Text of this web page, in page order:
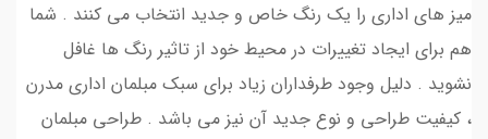
میز های اداری را یک رنگ خاص و جدید انتخاب می کنند . شما
هم برای ایجاد تغییرات در محیط خود از تاثیر رنگ ها غافل
نشوید . دلیل وجود طرفداران زیاد برای سبک مبلمان اداری مدرن
، کیفیت طراحی و نوع جدید آن نیز می باشد . طراحی مبلمان